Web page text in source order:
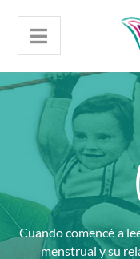
Cuando comencé a
menstrual y su